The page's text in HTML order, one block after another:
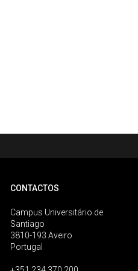
CONTACTOS
Campus Universitário de
Santiago
3810-193 Aveiro
Portugal